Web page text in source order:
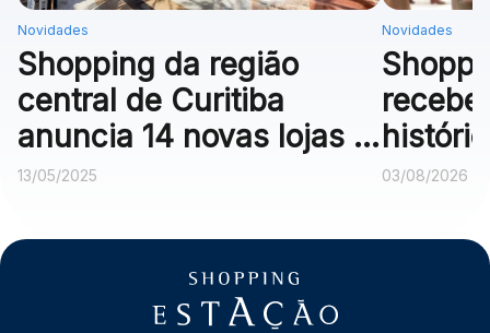
Novidades
Shopping da região
central de Curitiba
anuncia 14 novas lojas e
campanha com carro de
13/05/2025
Novidades
do
03/08/2026